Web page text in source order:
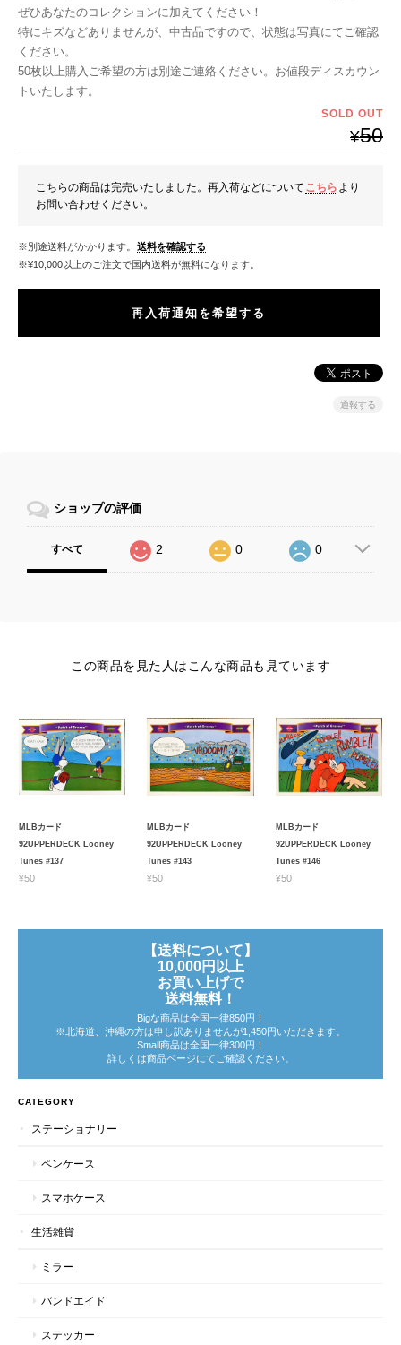
ぜひあなたのコレクションに加えてください！
特にキズなどありませんが、中古品ですので、状態は写真にてご確認
ください。
50枚以上購入ご希望の方は別途ご連絡ください。お値段ディスカウン
トいたします。
SOLD OUT
¥50
こちらの商品は完売いたしました。再入荷などについて こちら より
お問い合わせください。
※別途送料がかかります。 送料を確認する
※¥10,000以上のご注文で国内送料が無料になります。
再入荷通知を希望する
通報する
ショップの評価
すべて 2 0 0
この商品を見た人はこんな商品も見ています
MLBカード
92UPPERDECK Looney
Tunes #137
¥50
MLBカード
92UPPERDECK Looney
Tunes #143
¥50
MLBカード
92UPPERDECK Looney
Tunes #146
¥50
【送料について】
10,000円以上
お買い上げで
送料無料！
Bigな商品は全国一律850円！
※北海道、沖縄の方は申し訳ありませんが1,450円いただきます。
Small商品は全国一律300円！
詳しくは商品ページにてご確認ください。
CATEGORY
ステーショナリー
ペンケース
スマホケース
生活雑貨
ミラー
バンドエイド
ステッカー